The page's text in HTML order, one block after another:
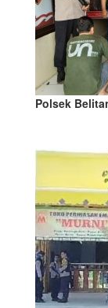
Polsek